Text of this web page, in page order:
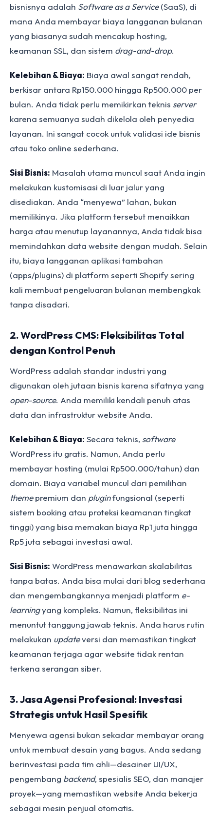
bisnisnya adalah Software as a Service(SaaS), di
mana Anda membayar biaya langganan bulanan
yang biasanya sudah mencakup hosting,
keamanan SSL, dan sistem drag-and-drop.
Kelebihan & Biaya: Biaya awal sangat rendah,
berkisar antara Rp150.000 hingga Rp500.000 per
bulan. Anda tidak perlu memikirkan teknis server
karena semuanya sudah dikelola oleh penyedia
layanan. Ini sangat cocok untuk validasi ide bisnis
atau toko online sederhana.
Sisi Bisnis: Masalah utama muncul saat Anda ingin
melakukan kustomisasi di luar jalur yang
disediakan. Anda “menyewa” lahan, bukan
memilikinya. Jika platform tersebut menaikkan
harga atau menutup layanannya, Anda tidak bisa
memindahkan data website dengan mudah. Selain
itu, biaya langganan aplikasi tambahan
(apps/plugins) di platform seperti Shopify sering
kali membuat pengeluaran bulanan membengkak
tanpa disadari.
2. WordPress CMS: Fleksibilitas Total
dengan Kontrol Penuh
WordPress adalah standar industri yang
digunakan oleh jutaan bisnis karena sifatnya yang
open-source. Anda memiliki kendali penuh atas
data dan infrastruktur website Anda.
Kelebihan & Biaya: Secara teknis, software
WordPress itu gratis. Namun, Anda perlu
membayar hosting (mulai Rp500.000/tahun) dan
domain. Biaya variabel muncul dari pemilihan
themepremium dan pluginfungsional (seperti
sistem booking atau proteksi keamanan tingkat
tinggi) yang bisa memakan biaya Rp1 juta hingga
Rp5 juta sebagai investasi awal.
Sisi Bisnis: WordPress menawarkan skalabilitas
tanpa batas. Anda bisa mulai dari blog sederhana
dan mengembangkannya menjadi platform e-
learningyang kompleks. Namun, fleksibilitas ini
menuntut tanggung jawab teknis. Anda harus rutin
melakukan updateversi dan memastikan tingkat
keamanan terjaga agar website tidak rentan
terkena serangan siber.
3. Jasa Agensi Profesional: Investasi
Strategis untuk Hasil Spesifik
Menyewa agensi bukan sekadar membayar orang
untuk membuat desain yang bagus. Anda sedang
berinvestasi pada tim ahli—desainer UI/UX,
pengembang backend, spesialis SEO, dan manajer
proyek—yang memastikan website Anda bekerja
sebagai mesin penjual otomatis.